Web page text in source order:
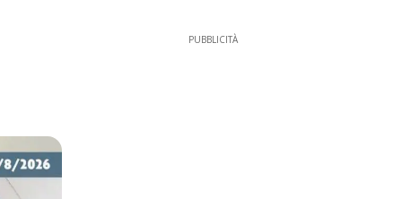
PUBBLICITÀ